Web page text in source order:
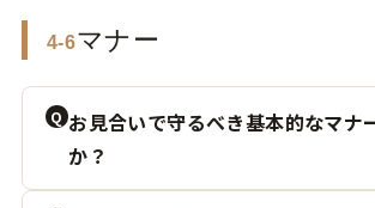
4-6マナー
Q お見合いで守るべき基本的なマナ
か？